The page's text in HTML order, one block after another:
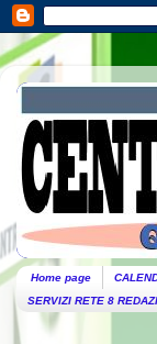
Home page
SERVIZI RETE 8